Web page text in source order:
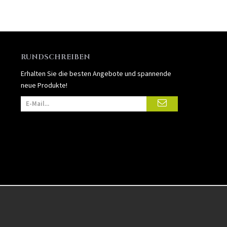
RUNDSCHREIBEN
Erhalten Sie die besten Angebote und spannende
neue Produkte!